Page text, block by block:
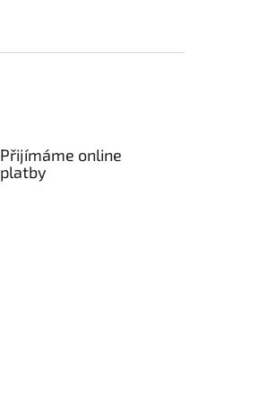
Přijímáme online
platby